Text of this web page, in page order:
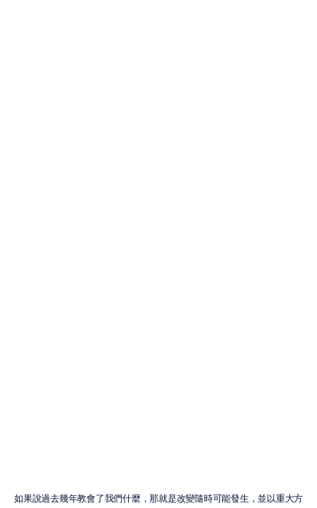
如果說過去幾年教會了我們什麼，那就是改變隨時可能發生，並以重大方